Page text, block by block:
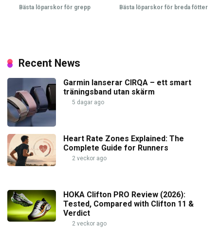
Bästa löparskor för grepp Bästa löparskor för breda fötter
Recent News
Garmin lanserar CIRQA – ett smart
träningsband utan skärm
5 dagar ago
Heart Rate Zones Explained: The
Complete Guide for Runners
2 veckor ago
HOKA Clifton PRO Review (2026):
Tested, Compared with Clifton 11 &
Verdict
2 veckor ago